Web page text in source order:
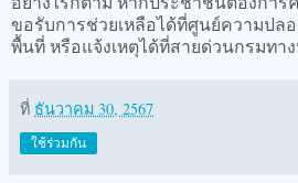
ขอรับการช่วยเหลือได้ที่ศูนย์ความปล
พื้นที่ หรือแจ้งเหตุได้ที่สายด่วนกรมทา
ที่ ธันวาคม 30, 2567
ใช้ร่วมกัน